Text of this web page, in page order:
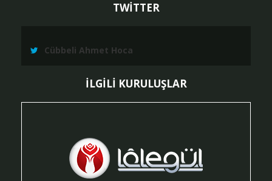
TWİTTER
Cübbeli Ahmet Hoca
İLGİLİ KURULUŞLAR